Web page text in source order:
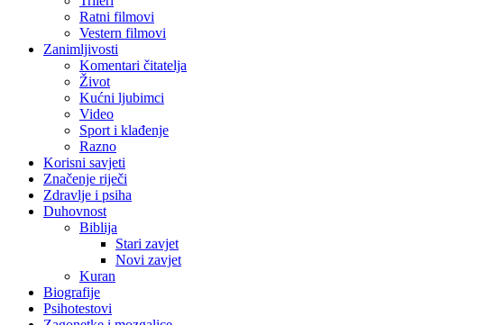
Ratni filmovi
Vestern filmovi
Zanimljivosti
Komentari čitatelja
Život
Kućni ljubimci
Video
Sport i klađenje
Razno
Korisni savjeti
Značenje riječi
Zdravlje i psiha
Duhovnost
Biblija
Stari zavjet
Novi zavjet
Kuran
Biografije
Psihotestovi